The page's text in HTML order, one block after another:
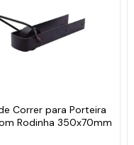
Correr para Porteira
Rodinha 350x70mm